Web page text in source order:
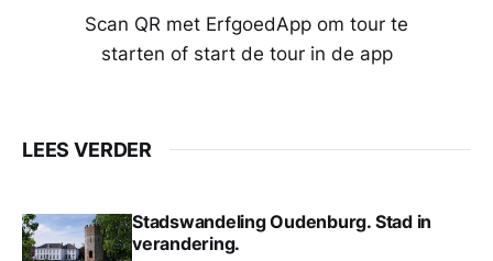
Scan QR met ErfgoedApp om tour te
starten of start de tour in de app
LEES VERDER
Stadswandeling Oudenburg. Stad in
verandering.